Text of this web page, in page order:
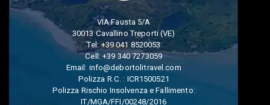
VIA Fausta 5/A
30013 Cavallino Treporti (VE)
Tel:+39 041 8520053
Cell:+39 340 7273059
Email: info@debortolitravel.com
Polizza R.C. : ICR1500521
Polizza Rischio Insolvenza e Fallimento:
IT/MGA/FFI/00248/2016